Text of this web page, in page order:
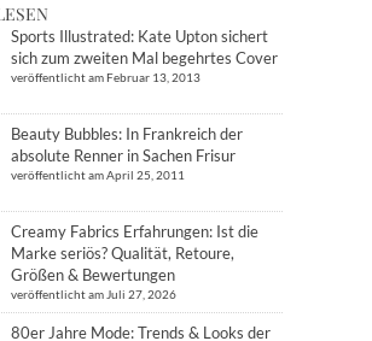
Sports Illustrated: Kate Upton sichert
sich zum zweiten Mal begehrtes Cover
veröffentlicht am Februar 13, 2013
Beauty Bubbles: In Frankreich der
absolute Renner in Sachen Frisur
veröffentlicht am April 25, 2011
Creamy Fabrics Erfahrungen: Ist die
Marke seriös? Qualität, Retoure,
Größen & Bewertungen
veröffentlicht am Juli 27, 2026
80er Jahre Mode: Trends & Looks der